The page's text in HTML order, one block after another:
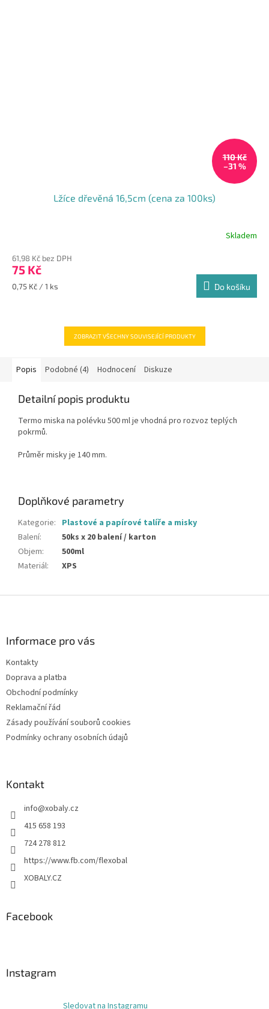
110 Kč
–31 %
Lžíce dřevěná 16,5cm (cena za 100ks)
produktu
je
5,0
Skladem
61,98 Kč bez DPH
75 Kč
Měrná
0,75 Kč / 1 ks Do košíku
ZOBRAZIT VŠECHNY SOUVISEJÍCÍ PRODUKTY
Popis Podobné (4) Hodnocení Diskuze
Detailní popis produktu
Termo miska na polévku 500 ml je vhodná pro rozvoz teplých
pokrmů.
Průměr misky je 140 mm.
Doplňkové parametry
Kategorie: Plastové a papírové talíře a misky
Balení:
50ks x 20 balení / karton
Objem:
500ml
Materiál: XPS
Informace pro vás
Kontakty
Doprava a platba
Obchodní podmínky
Reklamační řád
Zásady používání souborů cookies
Podmínky ochrany osobních údajů
Kontakt
info@xobaly.cz
415 658 193
724 278 812
https://www.fb.com/flexobal
XOBALY.CZ
Facebook
Instagram
Sledovat na Instagramu